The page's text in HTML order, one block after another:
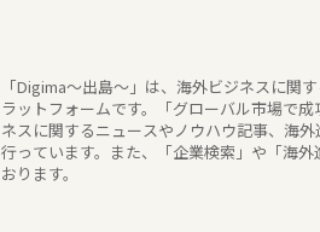
「Digima～出島～」は、海外ビジネスに関
ラットフォームです。「グローバル市場で
ネスに関するニュースやノウハウ記事、海
行っています。また、「企業検索」や「海
おります。